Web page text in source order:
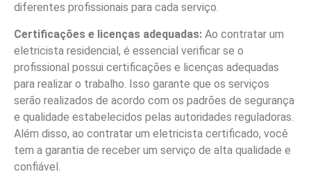
diferentes profissionais para cada serviço.
Certificações e licenças adequadas: Ao contratar um
eletricista residencial, é essencial verificar se o
profissional possui certificações e licenças adequadas
para realizar o trabalho. Isso garante que os serviços
serão realizados de acordo com os padrões de segurança
e qualidade estabelecidos pelas autoridades reguladoras.
Além disso, ao contratar um eletricista certificado, você
tem a garantia de receber um serviço de alta qualidade e
confiável.